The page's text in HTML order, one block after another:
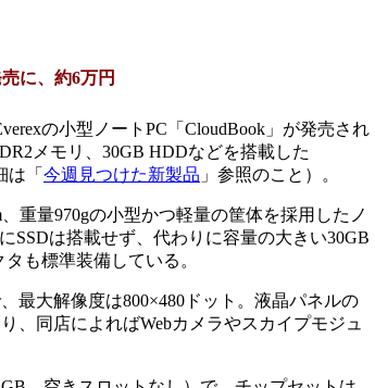
に、約6万円
の小型ノートPC「CloudBook」が発売され
メモリ、30GB HDDなどを搭載した
は「 今週見つけた新製品 」参照のこと）。
重量970gの小型かつ軽量の筐体を採用したノ
SSDは搭載せず、代わりに容量の大きい30GB
も標準装備している。
最大解像度は800×480ドット。液晶パネルの
、同店によればWebカメラやスカイプモジュ